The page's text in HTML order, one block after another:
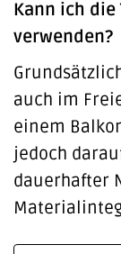
Kann ich
verwenden?
auch im
einem
jedoch
dauerhafter